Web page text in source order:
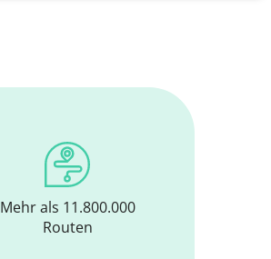
Mehr als 11.800.000
Routen